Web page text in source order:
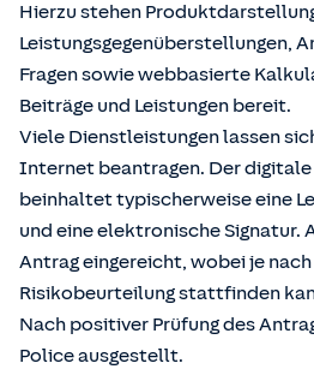
Hierzu stehen
Leistungsgegenüberstellungen,
Fragen sowie webbasierte
Beiträge und Leistungen bereit.
Viele Dienstleistungen lassen
Internet beantragen. Der
beinhaltet typischerweise eine
und eine elektronische Signatur.
Antrag eingereicht, wobei je
Risikobeurteilung stattfinden
Nach positiver Prüfung des
Police ausgestellt.